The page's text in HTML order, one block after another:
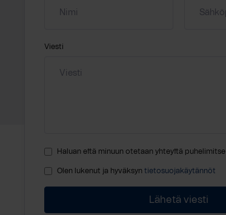
Viesti
Haluan että minuun otetaan yhteyttä puhelimitse
Olen lukenut ja hyväksyntietosuojakäytännöt